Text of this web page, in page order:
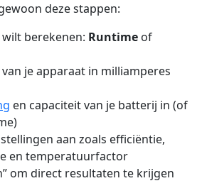
deze stappen:
berekenen: Runtime of
je apparaat in milliamperes
en capaciteit van je batterij in (of
aan zoals efficiëntie,
en temperatuurfactor
om direct resultaten te krijgen